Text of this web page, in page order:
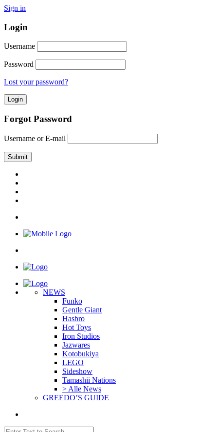
Sign in
Login
Username
Password
Lost your password?
Forgot Password
Username or E-mail
NEWS
Funko
Gentle Giant
Hasbro
Hot Toys
Iron Studios
Jazwares
Kotobukiya
LEGO
Sideshow
Tamashii Nations
> Alle News
GREEDO’S GUIDE